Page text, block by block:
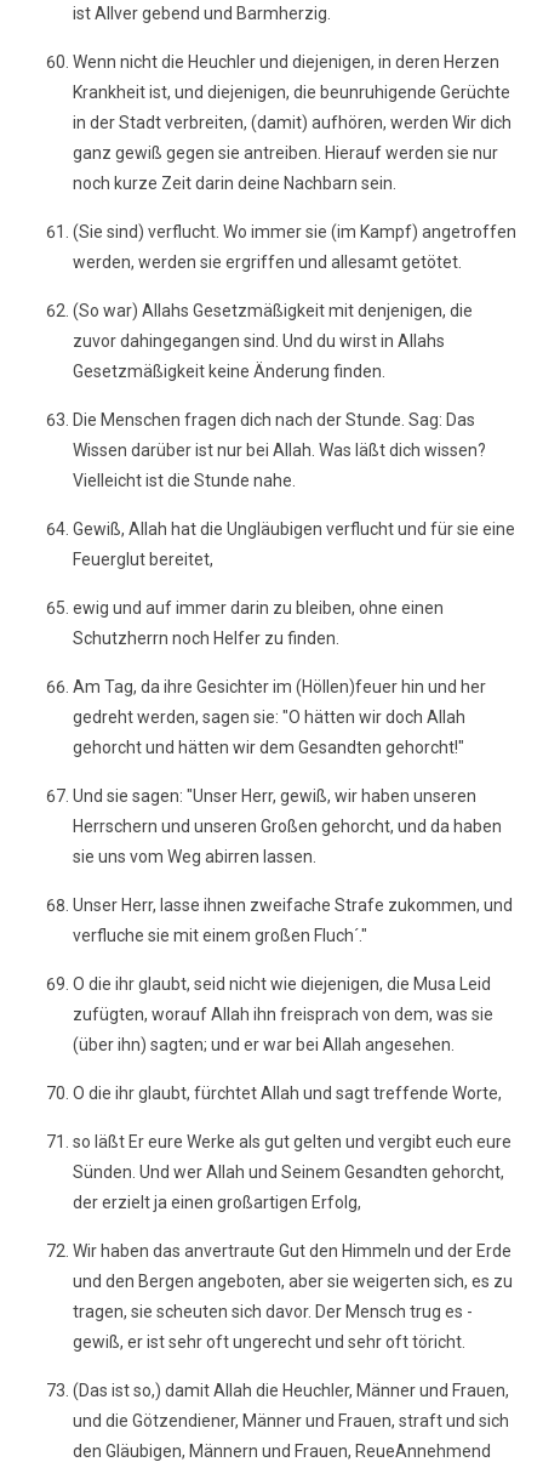
ist Allver gebend und Barmherzig.
Wenn nicht die Heuchler und diejenigen, in deren Herzen
Krankheit ist, und diejenigen, die beunruhigende Gerüchte
in der Stadt verbreiten, (damit) aufhören, werden Wir dich
ganz gewiß gegen sie antreiben. Hierauf werden sie nur
noch kurze Zeit darin deine Nachbarn sein.
(Sie sind) verflucht. Wo immer sie (im Kampf) angetroffen
werden, werden sie ergriffen und allesamt getötet.
(So war) Allahs Gesetzmäßigkeit mit denjenigen, die
zuvor dahingegangen sind. Und du wirst in Allahs
Gesetzmäßigkeit keine Änderung finden.
Die Menschen fragen dich nach der Stunde. Sag: Das
Wissen darüber ist nur bei Allah. Was läßt dich wissen?
Vielleicht ist die Stunde nahe.
Gewiß, Allah hat die Ungläubigen verflucht und für sie eine
Feuerglut bereitet,
ewig und auf immer darin zu bleiben, ohne einen
Schutzherrn noch Helfer zu finden.
Am Tag, da ihre Gesichter im (Höllen)feuer hin und her
gedreht werden, sagen sie: "O hätten wir doch Allah
gehorcht und hätten wir dem Gesandten gehorcht!"
Und sie sagen: "Unser Herr, gewiß, wir haben unseren
Herrschern und unseren Großen gehorcht, und da haben
sie uns vom Weg abirren lassen.
Unser Herr, lasse ihnen zweifache Strafe zukommen, und
verfluche sie mit einem großen Fluch´."
O die ihr glaubt, seid nicht wie diejenigen, die Musa Leid
zufügten, worauf Allah ihn freisprach von dem, was sie
(über ihn) sagten; und er war bei Allah angesehen.
O die ihr glaubt, fürchtet Allah und sagt treffende Worte,
so läßt Er eure Werke als gut gelten und vergibt euch eure
Sünden. Und wer Allah und Seinem Gesandten gehorcht,
der erzielt ja einen großartigen Erfolg,
Wir haben das anvertraute Gut den Himmeln und der Erde
und den Bergen angeboten, aber sie weigerten sich, es zu
tragen, sie scheuten sich davor. Der Mensch trug es -
gewiß, er ist sehr oft ungerecht und sehr oft töricht.
(Das ist so,) damit Allah die Heuchler, Männer und Frauen,
und die Götzendiener, Männer und Frauen, straft und sich
den Gläubigen, Männern und Frauen, ReueAnnehmend